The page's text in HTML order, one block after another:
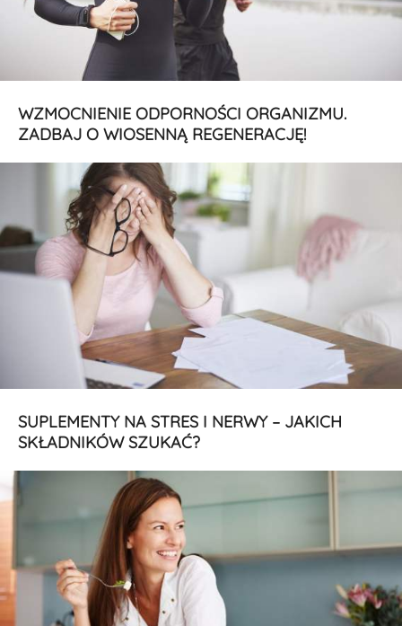
WZMOCNIENIE ODPORNOŚCI ORGANIZMU.
ZADBAJ O WIOSENNĄ REGENERACJĘ!
SUPLEMENTY NA STRES I NERWY – JAKICH
SKŁADNIKÓW SZUKAĆ?